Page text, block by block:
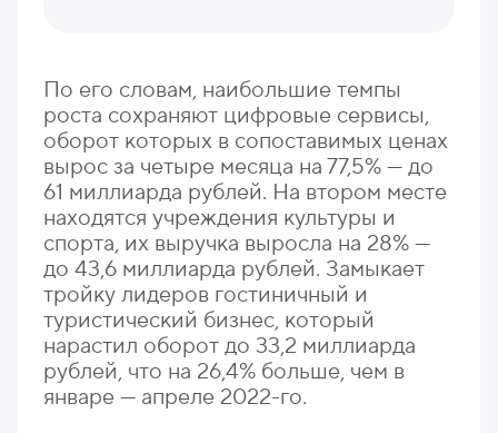
По его словам, наибольшие темпы
роста сохраняют цифровые сервисы,
оборот которых в сопоставимых ценах
вырос за четыре месяца на 77,5% — до
61 миллиарда рублей. На втором месте
находятся учреждения культуры и
спорта, их выручка выросла на 28% —
до 43,6 миллиарда рублей. Замыкает
тройку лидеров гостиничный и
туристический бизнес, который
нарастил оборот до 33,2 миллиарда
рублей, что на 26,4% больше, чем в
январе — апреле 2022-го.